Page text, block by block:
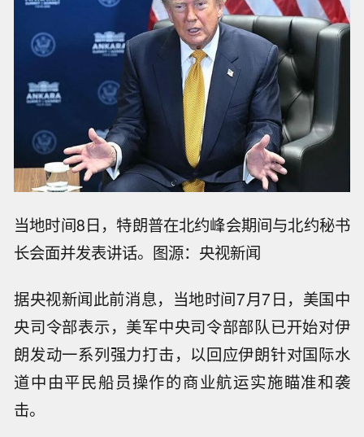
当地时间8日，特朗普在北约峰会期间与北约秘书
长会面并发表讲话。图源：央视新闻
据央视新闻此前消息，当地时间7月7日，美国中
央司令部表示，美军中央司令部部队已开始对伊
朗发动一系列强力打击，以回应伊朗针对国际水
道中由平民船员操作的商业航运实施瞄准和袭
击。